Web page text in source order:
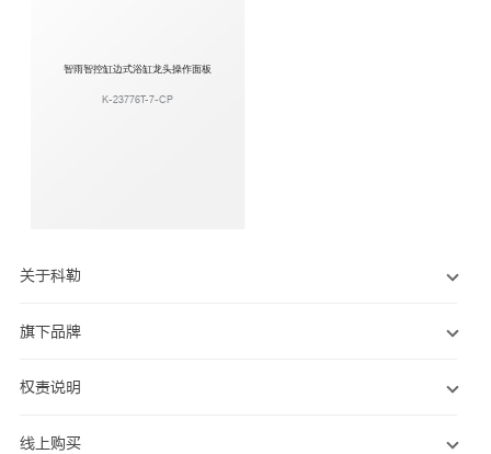
智雨智控缸边式浴缸龙头操作面板
K-23776T-7-CP
关于科勒
旗下品牌
权责说明
线上购买